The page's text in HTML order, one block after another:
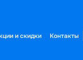
и скидки Контакты